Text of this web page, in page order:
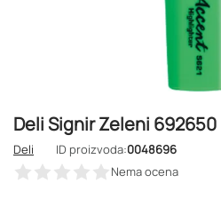
Deli Signir Zeleni 692650
Deli ID proizvoda:0048696
Nema ocena